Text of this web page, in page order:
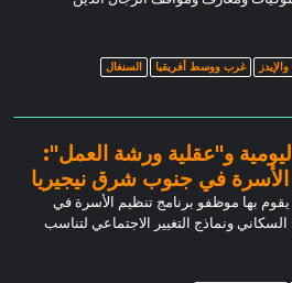
غرب ووسط أفريقيا
السنغال
و"عقلية ورشة العمل":
في جنوب شرق نيجيريا
بها موظفو برنامج تنظيم الأسرة في
ونماذج التغيير الاجتماعي لتناسب